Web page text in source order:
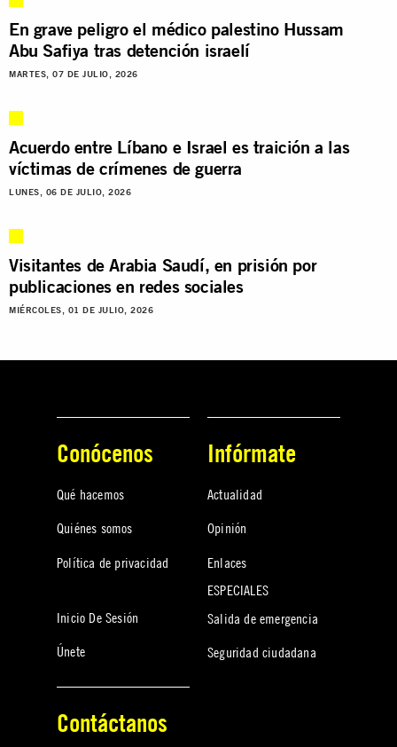
En grave peligro el médico palestino Hussam
Abu Safiya tras detención israelí
MARTES, 07 DE JULIO, 2026
Acuerdo entre Líbano e Israel es traición a las
víctimas de crímenes de guerra
LUNES, 06 DE JULIO, 2026
Visitantes de Arabia Saudí, en prisión por
publicaciones en redes sociales
MIÉRCOLES, 01 DE JULIO, 2026
Conócenos
Qué hacemos
Quiénes somos
Política de privacidad
Inicio De Sesión
Únete
Infórmate
Actualidad
Opinión
Enlaces
ESPECIALES
Salida de emergencia
Seguridad ciudadana
Contáctanos